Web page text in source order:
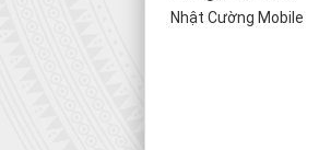
Nhật Cường Mobile